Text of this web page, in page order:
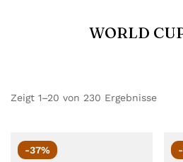
WORLD
Zeigt 1–20 von 230 Ergebnisse
-37%